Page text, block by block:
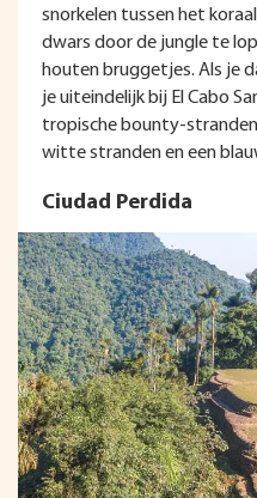
snorkelen tussen het
dwars door de jungle te
houten bruggetjes. Als je
je uiteindelijk bij El Cabo
tropische bounty-
witte stranden en een
Ciudad Perdida